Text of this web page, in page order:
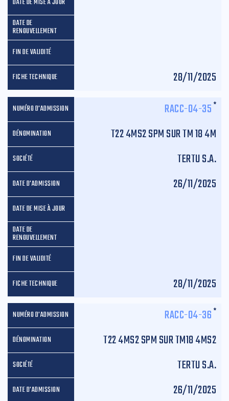
28/11/2025
RACC-04-35*
T22 4MS2 SPM SUR TM 18 4M
TERTU S.A.
26/11/2025
28/11/2025
RACC-04-36*
T22 4MS2 SPM SUR TM18 4MS2
TERTU S.A.
26/11/2025